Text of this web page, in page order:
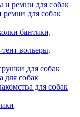
для собак
бантики,
вольеры,
для собак
для собак
для собак